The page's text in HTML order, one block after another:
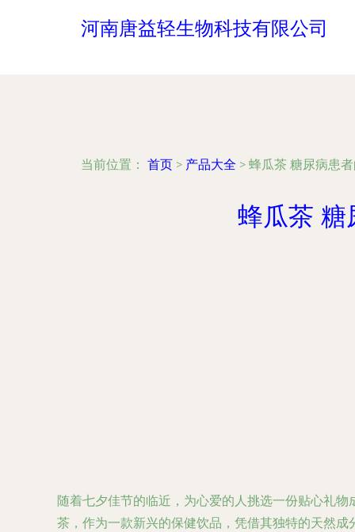
河南唐益轻生物科技有限公司
当前位置： 首页 > 产品大全 > 蜂瓜茶 糖尿病患
蜂瓜茶 糖
随着七夕佳节的临近，为心爱的人挑选一份贴心礼
茶，作为一款新兴的保健饮品，凭借其独特的天然